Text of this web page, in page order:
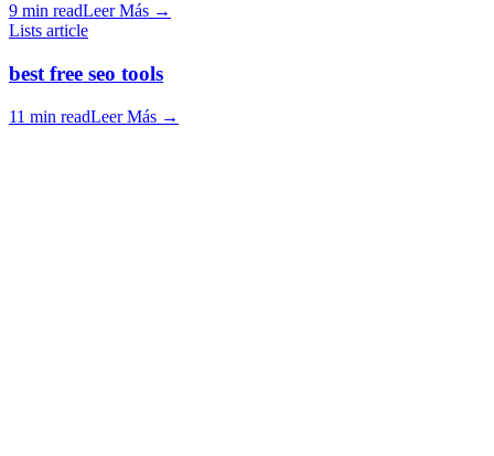
9 min readLeer Más →
Lists article
best free seo tools
11 min readLeer Más →